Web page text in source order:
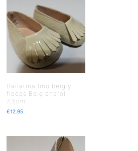
Bailarina lino beig y
flecos Beig charol
7,5cm
€12.95